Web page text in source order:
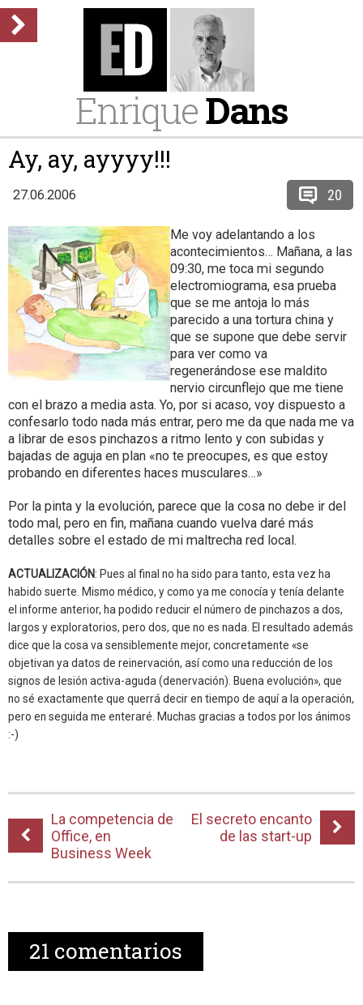
EnriqueDans
Ay, ay, ayyyy!!!
27.06.2006 20
Me voy adelantando a los
acontecimientos… Mañana, a las
09:30, me toca mi segundo
electromiograma, esa prueba
que se me antoja lo más
parecido a una tortura china y
que se supone que debe servir
para ver como va
regenerándose ese maldito
nervio circunflejo que me tiene
con el brazo a media asta. Yo, por si acaso, voy dispuesto a
confesarlo todo nada más entrar, pero me da que nada me va
a librar de esos pinchazos a ritmo lento y con subidas y
bajadas de aguja en plan «no te preocupes, es que estoy
probando en diferentes haces musculares…»
Por la pinta y la evolución, parece que la cosa no debe ir del
todo mal, pero en fin, mañana cuando vuelva daré más
detalles sobre el estado de mi maltrecha red local.
ACTUALIZACIÓN: Pues al final no ha sido para tanto, esta vez ha
habido suerte. Mismo médico, y como ya me conocía y tenía delante
el informe anterior, ha podido reducir el número de pinchazos a dos,
largos y exploratorios, pero dos, que no es nada. El resultado además
dice que la cosa va sensiblemente mejor, concretamente «se
objetivan ya datos de reinervación, así como una reducción de los
signos de lesión activa-aguda (denervación). Buena evolución», que
no sé exactamente que querrá decir en tiempo de aquí a la operación,
pero en seguida me enteraré. Muchas gracias a todos por los ánimos
:-)
La competencia de
Office, en
Business Week
El secreto encanto
de las start-up
21 comentarios